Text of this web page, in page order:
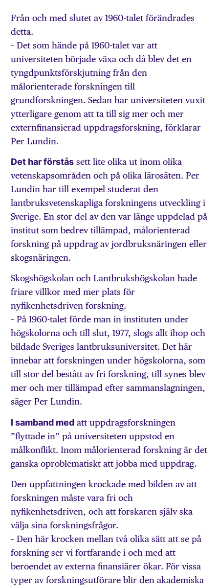
Från och med slutet av 1960-talet förändrades
detta.
– Det som hände på 1960-talet var att
universiteten började växa och då blev det en
tyngdpunktsförskjutning från den
målorienterade forskningen till
grundforskningen. Sedan har universiteten vuxit
ytterligare genom att ta till sig mer och mer
externfinansierad uppdragsforskning, förklarar
Per Lundin.
Det har förstås sett lite olika ut inom olika
vetenskapsområden och på olika lärosäten. Per
Lundin har till exempel studerat den
lantbruksvetenskapliga forskningens utveckling i
Sverige. En stor del av den var länge uppdelad på
institut som bedrev tillämpad, målorienterad
forskning på uppdrag av jordbruksnäringen eller
skogsnäringen.
Skogshögskolan och Lantbrukshögskolan hade
friare villkor med mer plats för
nyfikenhetsdriven forskning.
– På 1960-talet förde man in instituten under
högskolorna och till slut, 1977, slogs allt ihop och
bildade Sveriges lantbruksuniversitet. Det här
innebar att forskningen under högskolorna, som
till stor del bestått av fri forskning, till synes blev
mer och mer tillämpad efter sammanslagningen,
säger Per Lundin.
I samband med att uppdragsforskningen
”flyttade in” på universiteten uppstod en
målkonflikt. Inom målorienterad forskning är det
ganska oproblematiskt att jobba med uppdrag.
Den uppfattningen krockade med bilden av att
forskningen måste vara fri och
nyfikenhetsdriven, och att forskaren själv ska
välja sina forskningsfrågor.
– Den här krocken mellan två olika sätt att se på
forskning ser vi fortfarande i och med att
beroendet av externa finansiärer ökar. För vissa
typer av forskningsutförare blir den akademiska